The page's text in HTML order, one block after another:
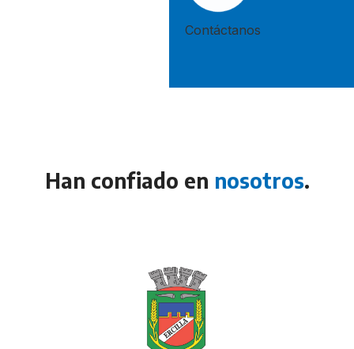
Contáctanos
Han confiado en nosotros.